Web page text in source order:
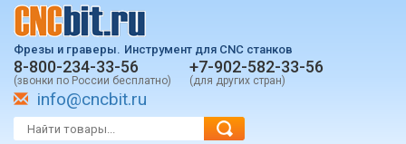
Фрезы и граверы. Инструмент для CNC станков
8-800-234-33-56
(звонки по России бесплатно)
+7-902-582-33-56
(для других стран)
info@cncbit.ru